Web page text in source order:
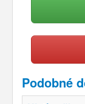
Podobné